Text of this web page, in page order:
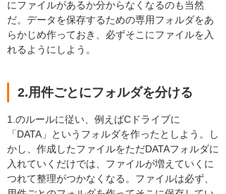
にファイルがあるか分からなくなるのも当然
だ。データを保存するための専用フォルダをあ
らかじめ作っておき、必ずそこにファイルを入
れるようにしよう。
2.用件ごとにフォルダを分ける
1.のルールに従い、例えばCドライブに
「DATA」というフォルダを作ったとしよう。し
かし、作成したファイルをただDATAフォルダに
入れていくだけでは、ファイルが増えていくに
つれて整理がつかなくなる。ファイルは必ず、